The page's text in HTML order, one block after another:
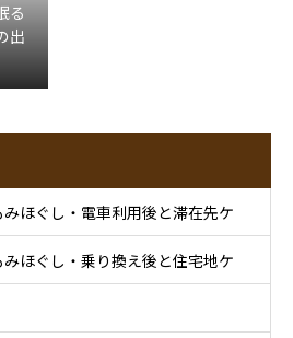
る
出
ほぐし・電車利用後と滞在先ケ
ほぐし・乗り換え後と住宅地ケ